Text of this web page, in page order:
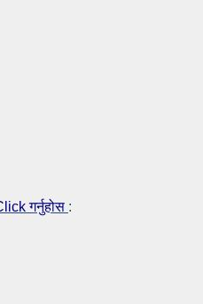
गर्नुहोस :